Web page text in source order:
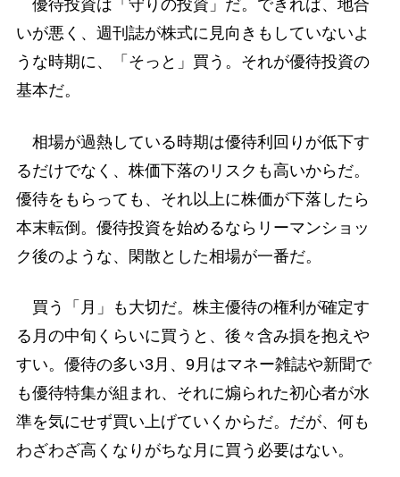
優待投資は「守りの投資」だ。できれば、地合
いが悪く、週刊誌が株式に見向きもしていないよ
うな時期に、「そっと」買う。それが優待投資の
基本だ。
相場が過熱している時期は優待利回りが低下す
るだけでなく、株価下落のリスクも高いからだ。
優待をもらっても、それ以上に株価が下落したら
本末転倒。優待投資を始めるならリーマンショッ
ク後のような、閑散とした相場が一番だ。
買う「月」も大切だ。株主優待の権利が確定す
る月の中旬くらいに買うと、後々含み損を抱えや
すい。優待の多い3月、9月はマネー雑誌や新聞で
も優待特集が組まれ、それに煽られた初心者が水
準を気にせず買い上げていくからだ。だが、何も
わざわざ高くなりがちな月に買う必要はない。